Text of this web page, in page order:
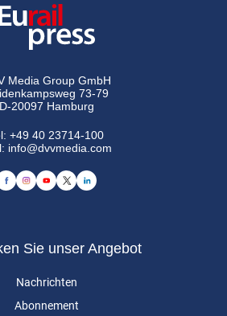
Media Group GmbH
73-79
D-20097 Hamburg
+49 40 23714-100
info@dvvmedia.com
Sie unser Angebot
Nachrichten
Abonnement